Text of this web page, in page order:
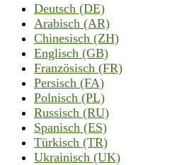
Deutsch (DE)
Arabisch (AR)
Chinesisch (ZH)
Englisch (GB)
Französisch (FR)
Persisch (FA)
Polnisch (PL)
Russisch (RU)
Spanisch (ES)
Türkisch (TR)
Ukrainisch (UK)